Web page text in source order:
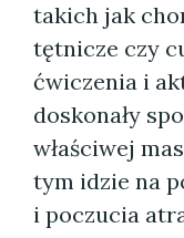
takich jak
tętnicze czy
ćwiczenia i
doskonały
właściwej
tym idzie na
i poczucia